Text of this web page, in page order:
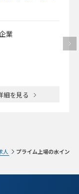
業
細を見る
人
プライム上場の水イン